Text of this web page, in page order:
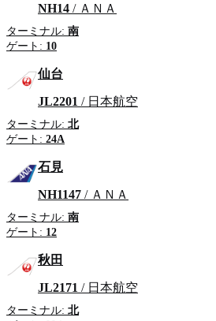
NH14 / ＡＮＡ
ターミナル: 南
ゲート: 10
仙台
JL2201 / 日本航空
ターミナル: 北
ゲート: 24A
石見
NH1147 / ＡＮＡ
ターミナル: 南
ゲート: 12
秋田
JL2171 / 日本航空
ターミナル: 北